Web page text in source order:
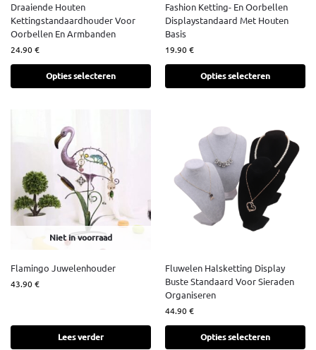
Draaiende Houten
Kettingstandaardhouder Voor
Oorbellen En Armbanden
24.90€
Opties selecteren
Fashion Ketting- En Oorbellen
Displaystandaard Met Houten
Basis
19.90€
Opties selecteren
Niet in voorraad
Flamingo Juwelenhouder
43.90€
Lees verder
Fluwelen Halsketting Display
Buste Standaard Voor Sieraden
Organiseren
44.90€
Opties selecteren